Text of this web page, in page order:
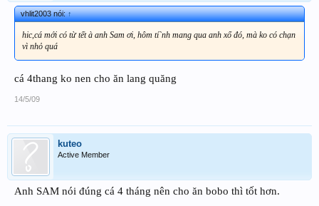
vhlit2003 nói:↑
hic,cá mới có từ tết à anh Sam ơi, hôm tí`nh mang qua anh xổ đó, mà ko có chạn
vì nhỏ quá
cá 4thang ko nen cho ăn lang quăng
14/5/09
kuteo
Active Member
Anh SAM nói đúng cá 4 tháng nên cho ăn bobo thì tốt hơn.